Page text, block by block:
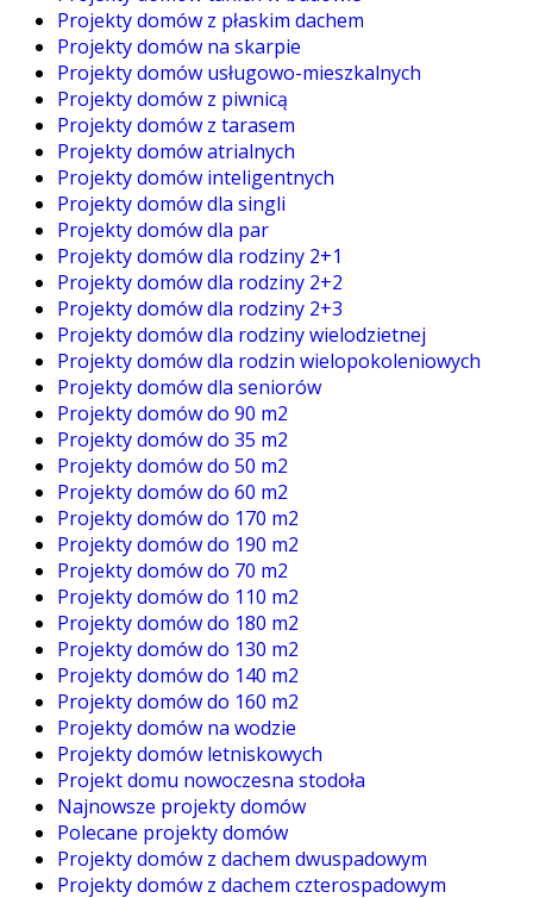
Projekty domów z płaskim dachem
Projekty domów na skarpie
Projekty domów usługowo-mieszkalnych
Projekty domów z piwnicą
Projekty domów z tarasem
Projekty domów atrialnych
Projekty domów inteligentnych
Projekty domów dla singli
Projekty domów dla par
Projekty domów dla rodziny 2+1
Projekty domów dla rodziny 2+2
Projekty domów dla rodziny 2+3
Projekty domów dla rodziny wielodzietnej
Projekty domów dla rodzin wielopokoleniowych
Projekty domów dla seniorów
Projekty domów do 90 m2
Projekty domów do 35 m2
Projekty domów do 50 m2
Projekty domów do 60 m2
Projekty domów do 170 m2
Projekty domów do 190 m2
Projekty domów do 70 m2
Projekty domów do 110 m2
Projekty domów do 180 m2
Projekty domów do 130 m2
Projekty domów do 140 m2
Projekty domów do 160 m2
Projekty domów na wodzie
Projekty domów letniskowych
Projekt domu nowoczesna stodoła
Najnowsze projekty domów
Polecane projekty domów
Projekty domów z dachem dwuspadowym
Projekty domów z dachem czterospadowym